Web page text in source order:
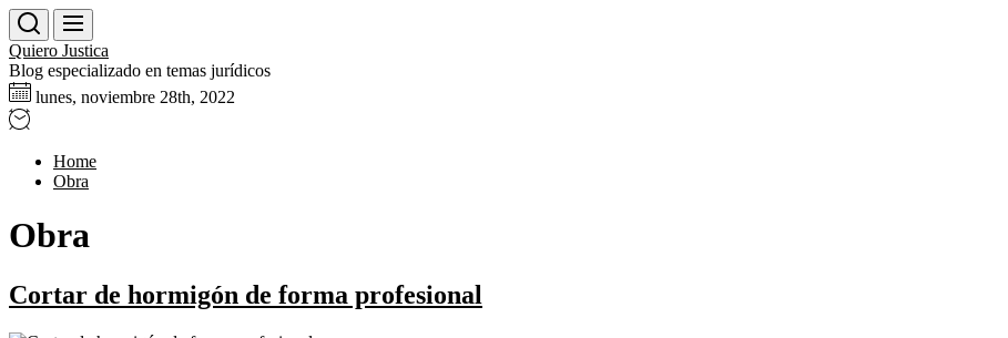
Skip
to
the
content
Quiero Justica
Blog especializado en temas jurídicos
lunes, noviembre 28th, 2022
Home
Obra
Obra
Cortar de hormigón de forma profesional